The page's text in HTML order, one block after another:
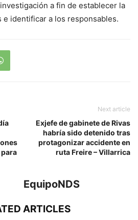
a fin de establecer la
e identificar a los responsables.
Next article
Exjefe de gabinete de Rivas
habría sido detenido tras
protagonizar accidente en
ruta Freire – Villarrica
EquipoNDS
ARTICLES